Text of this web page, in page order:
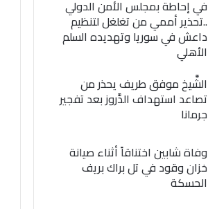
في إحاطة بمجلس الأمن الدولي
..تحذير أممي من تغلغل لتنظيم
داعش في سوريا وتهديده السلم
الأهلي
الشَّيخ موفق طريف يحذر من
تصاعد استهداف الدَّروز بعد تفجير
جرمانا
وفاة شابين اختناقاً أثناء صيانة
خزان وقود في تل براك بريف
الحسكة